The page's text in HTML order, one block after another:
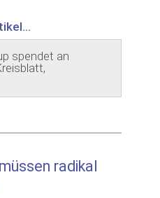
spendet an
radikal